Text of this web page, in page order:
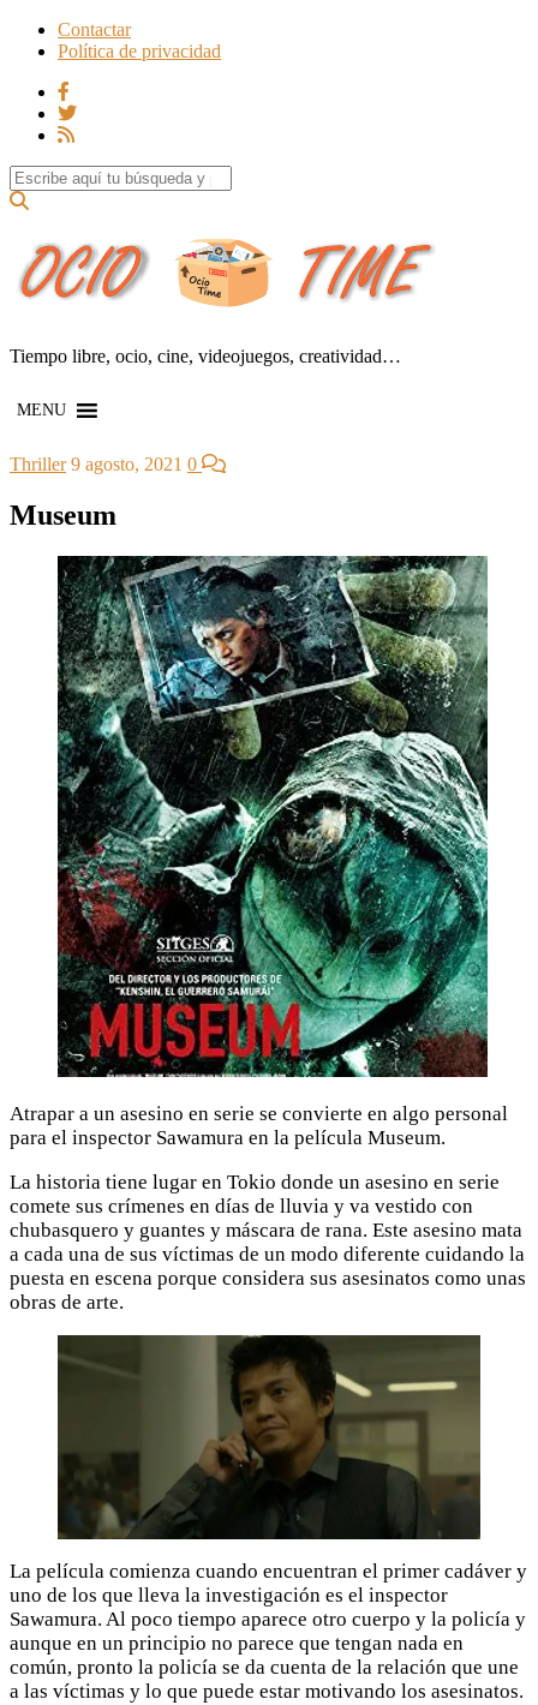
Contactar
Política de privacidad
Search for:
Tiempo libre, ocio, cine, videojuegos, creatividad…
MENU
Thriller 9 agosto, 2021 0
Museum
Atrapar a un asesino en serie se convierte en algo personal
para el inspector Sawamura en la película Museum.
La historia tiene lugar en Tokio donde un asesino en serie
comete sus crímenes en días de lluvia y va vestido con
chubasquero y guantes y máscara de rana. Este asesino mata
a cada una de sus víctimas de un modo diferente cuidando la
puesta en escena porque considera sus asesinatos como unas
obras de arte.
La película comienza cuando encuentran el primer cadáver y
uno de los que lleva la investigación es el inspector
Sawamura. Al poco tiempo aparece otro cuerpo y la policía y
aunque en un principio no parece que tengan nada en
común, pronto la policía se da cuenta de la relación que une
a las víctimas y lo que puede estar motivando los asesinatos.